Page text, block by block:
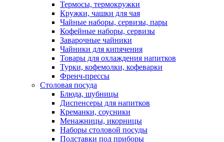
Термосы, термокружки
Кружки, чашки для чая
Чайные наборы, сервизы, пары
Кофейные наборы, сервизы
Заварочные чайники
Чайники для кипячения
Товары для охлаждения напитков
Турки, кофемолки, кофеварки
Френч-прессы
Столовая посуда
Блюда, шубницы
Диспенсеры для напитков
Креманки, соусники
Менажницы, икорницы
Наборы столовой посуды
Подставки под приборы